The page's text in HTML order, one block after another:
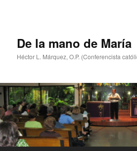
De la mano de María
Héctor L. Márquez, O.P. (Conferencista